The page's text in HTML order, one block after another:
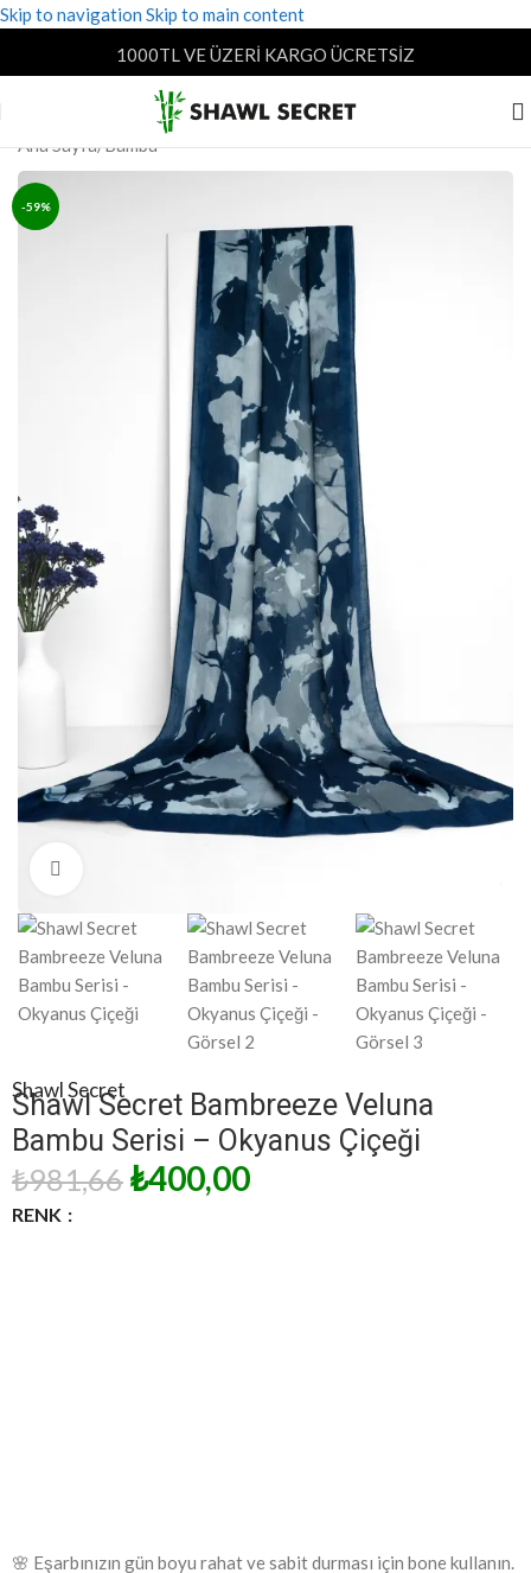
Skip to navigation Skip to main content
1000TL VE ÜZERİ KARGO ÜCRETSİZ
Ana Sayfa/Bambu
-59%
Shawl Secret
Shawl Secret Bambreeze Veluna
Bambu Serisi – Okyanus Çiçeği
₺981,66 ₺400,00
RENK
🌸 Eşarbınızın gün boyu rahat ve sabit durması için bone kullanın.